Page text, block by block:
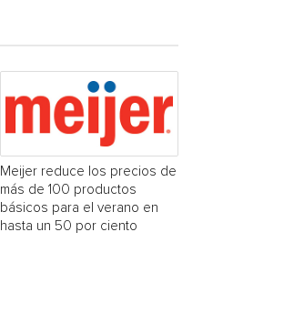
Meijer reduce los precios de
más de 100 productos
básicos para el verano en
hasta un 50 por ciento